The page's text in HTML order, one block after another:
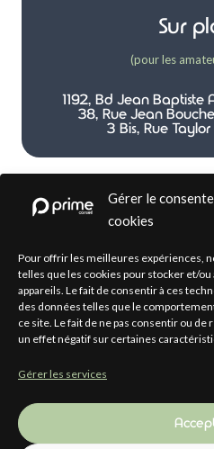
Gérer le
cookies
Pour offrir les meilleures expériences,
telles que les cookies pour stocker et/
appareils. Le fait de consentir à ces
des données telles que le
ce site. Le fait de ne pas consentir ou
un effet négatif sur certaines
Gérer les services
Sur
(pour les
1192, Bd Jean
38, Rue Jean
3 Bis, Rue
Par
(pour les
(+33) 04 12